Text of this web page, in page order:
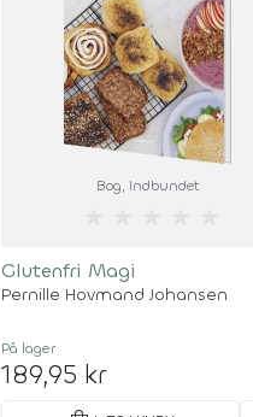
Bog, Indbundet
Glutenfri Magi
Pernille Hovmand Johansen
På lager
189,95 kr